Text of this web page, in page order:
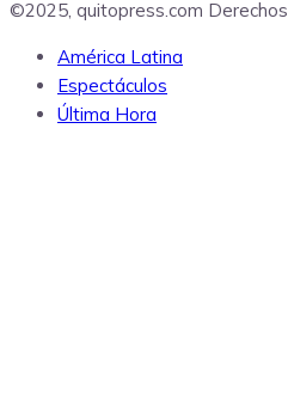
©2025, quitopress.com
América Latina
Espectáculos
Última Hora